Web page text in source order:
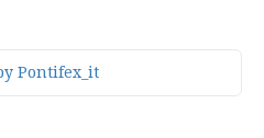
Pontifex_it